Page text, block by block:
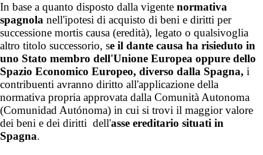
In base a quanto disposto dalla vigente normativa
spagnola nell'ipotesi di acquisto di beni e diritti per
successione mortis causa (eredità), legato o qualsivoglia
altro titolo successorio, se il dante causa ha risieduto in
uno Stato membro dell'Unione Europea oppure dello
Spazio Economico Europeo, diverso dalla Spagna, i
contribuenti avranno diritto all'applicazione della
normativa propria approvata dalla Comunità Autonoma
(Comunidad Autónoma) in cui si trovi il maggior valore
dei beni e dei diritti dell'asse ereditario situati in
Spagna.